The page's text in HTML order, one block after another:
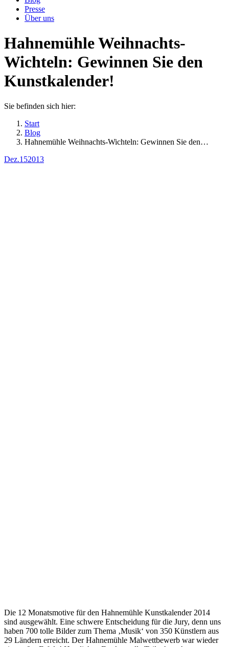
Presse
Über uns
Hahnemühle Weihnachts-
Wichteln: Gewinnen Sie den
Kunstkalender!
Sie befinden sich hier:
Start
Blog
Hahnemühle Weihnachts-Wichteln: Gewinnen Sie den…
Dez.152013
Die 12 Monatsmotive für den Hahnemühle Kunstkalender 2014
sind ausgewählt. Eine schwere Entscheidung für die Jury, denn uns
haben 700 tolle Bilder zum Thema ‚Musik‘ von 350 Künstlern aus
29 Ländern erreicht. Der Hahnemühle Malwettbewerb war wieder